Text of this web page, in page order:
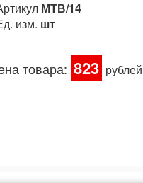
МТВ/14
изм. шт
товара: 823 рублей